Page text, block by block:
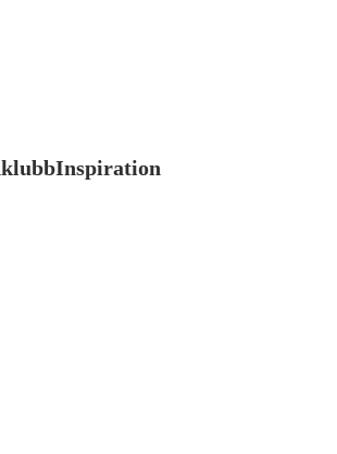
Inspiration